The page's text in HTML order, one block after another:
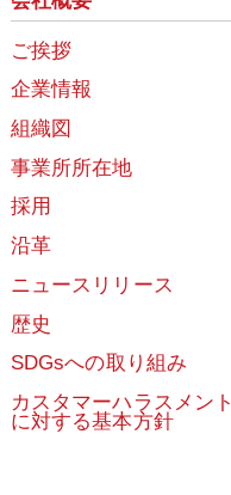
ご挨拶
企業情報
組織図
事業所所在地
採用
沿革
ニュースリリース
歴史
SDGsへの取り組み
カスタマーハラスメント
に対する基本方針